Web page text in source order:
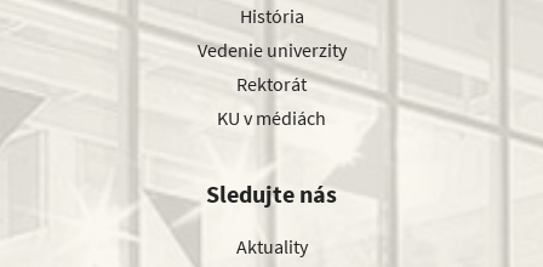
História
Vedenie univerzity
Rektorát
KU v médiách
Sledujte nás
Aktuality